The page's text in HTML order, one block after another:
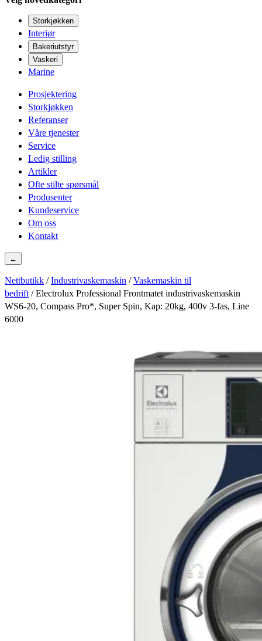
Storkjøkken
Interiør
Bakeriutstyr
Vaskeri
Marine
Prosjektering
Storkjøkken
Referanser
Våre tjenester
Service
Ledig stilling
Artikler
Ofte stilte spørsmål
Produsenter
Kundeservice
Om oss
Kontakt
←
Nettbutikk /Industrivaskemaskin /Vaskemaskin til
bedrift / Electrolux Professional Frontmatet industrivaskemaskin
WS6-20, Compass Pro*, Super Spin, Kap: 20kg, 400v 3-fas, Line
6000